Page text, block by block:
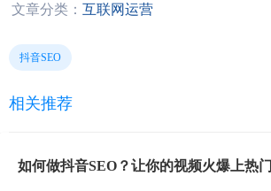
文章分类： 互联网运营
抖音SEO
相关推荐
如何做抖音SEO？让你的视频火爆上热门